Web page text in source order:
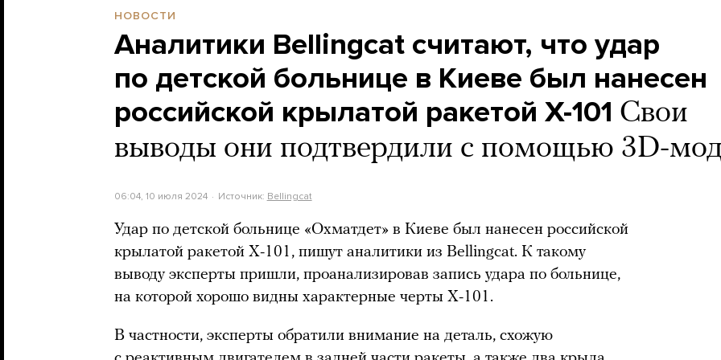
НОВОСТИ
Аналитики Bellingcat считают, что удар
по детской больнице в Киеве был нанесен
российской крылатой ракетой Х-101 Свои
выводы они подтвердили с помощью 3D-
06:04, 10 июля 2024 Источник: Bellingcat
Удар по детской больнице «Охматдет» в Киеве был нанесен российской
крылатой ракетой Х-101, пишут аналитики из Bellingcat. К такому
выводу эксперты пришли, проанализировав запись удара по больнице,
на которой хорошо видны характерные черты Х-101.
В частности, эксперты обратили внимание на деталь, схожую